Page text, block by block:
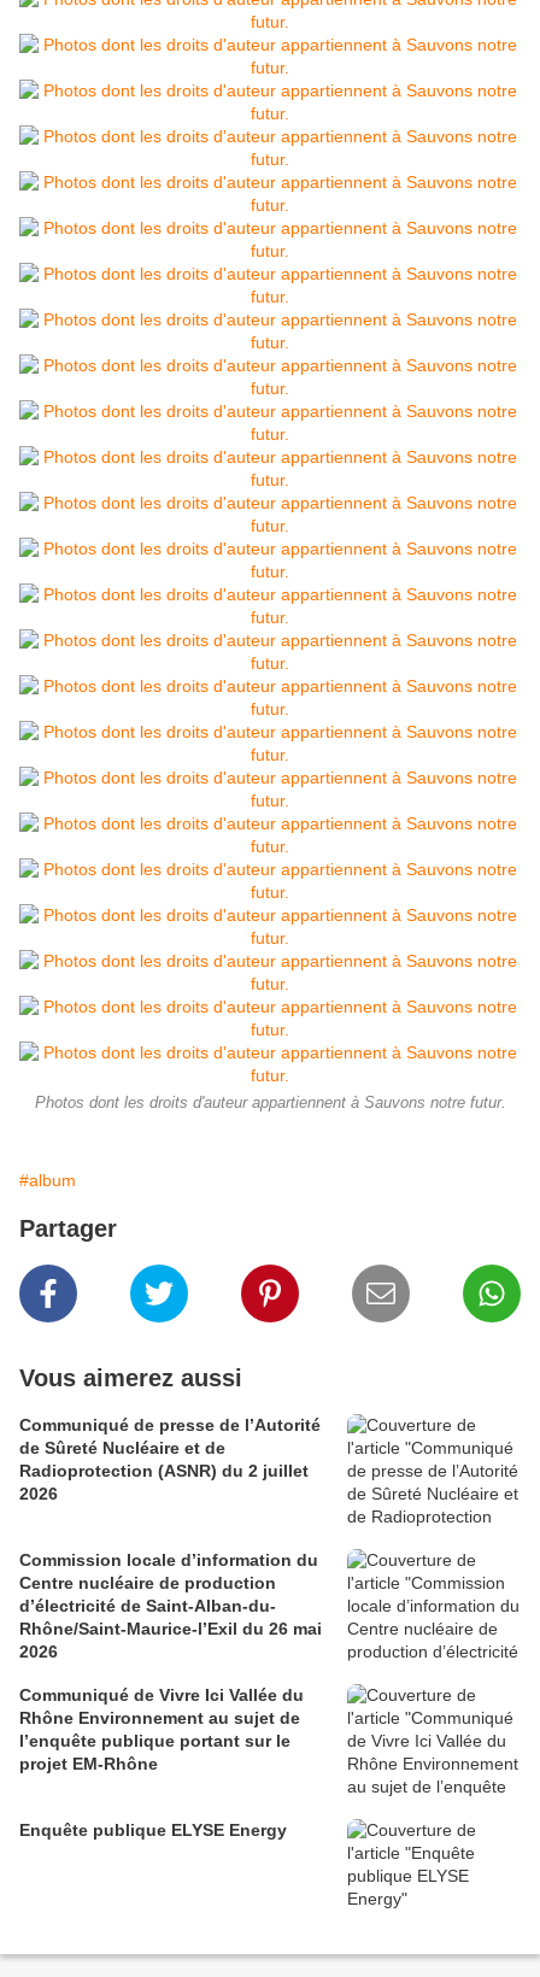
Photos dont les droits d'auteur appartiennent à Sauvons notre futur.
#album
Partager
Vous aimerez aussi
Communiqué de presse de l’Autorité
de Sûreté Nucléaire et de
Radioprotection (ASNR) du 2 juillet
2026
Commission locale d’information du
Centre nucléaire de production
d’électricité de Saint-Alban-du-
Rhône/Saint-Maurice-l’Exil du 26 mai
2026
Communiqué de Vivre Ici Vallée du
Rhône Environnement au sujet de
l’enquête publique portant sur le
projet EM-Rhône
Enquête publique ELYSE Energy